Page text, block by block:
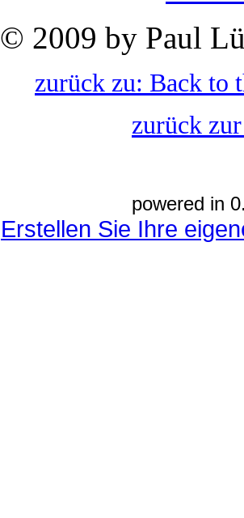
© 2009 by Paul
zurück zu: Back to
zurück
powered in
Erstellen Sie Ihre